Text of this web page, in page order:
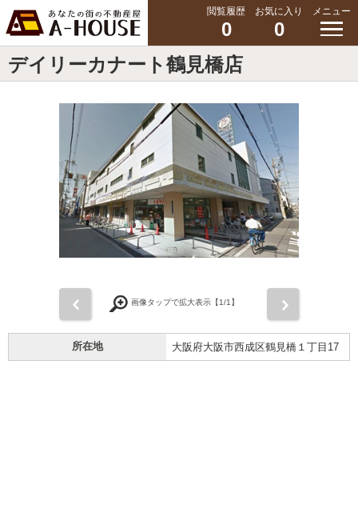
閲覧履歴
0
お気に入り
0
メニュー
デイリーカナート鶴見橋店
画像タップで拡大表示【1/1】
所在地 大阪府大阪市西成区鶴見橋１丁目17